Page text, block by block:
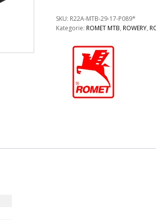
R9.1
KOLOR:
ZIELONO-
SKU: R22A-MTB-29-17-P089*
Kategorie: ROMET MTB, ROWERY,